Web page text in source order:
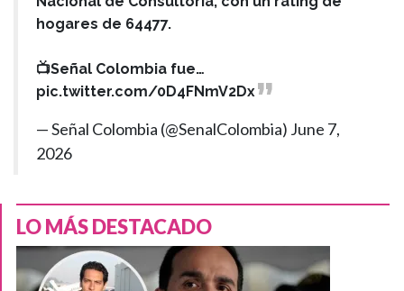
hogares de 64477.
📺Señal Colombia fue…
pic.twitter.com/0D4FNmV2Dx
— Señal Colombia (@SenalColombia) June 7,
2026
LO MÁS DESTACADO